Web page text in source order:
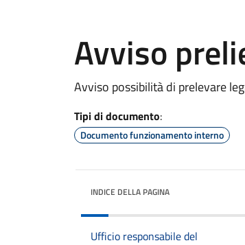
Avviso
Avviso possibilità di prelevare
Tipi di documento:
Documento funzionamento interno
INDICE DELLA PAGINA
Ufficio responsabile del